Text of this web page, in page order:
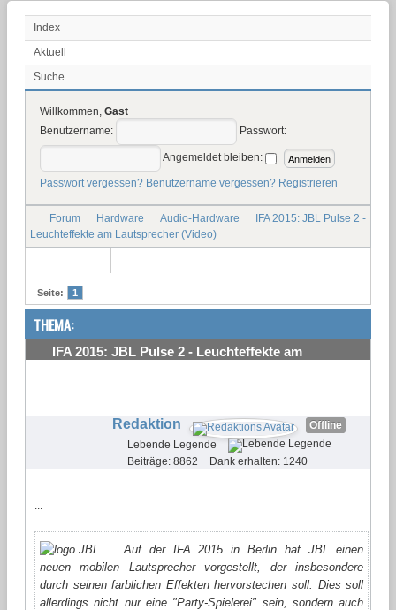
Index
Aktuell
Suche
Willkommen, Gast
Benutzername:
Passwort:
Angemeldet bleiben:
Passwort vergessen? Benutzername vergessen? Registrieren
Forum Hardware Audio-Hardware
IFA 2015: JBL Pulse 2 -
Leuchteffekte am Lautsprecher (Video)
Seite: 1
THEMA:
IFA 2015: JBL Pulse 2 - Leuchteffekte am
Redaktion
Offline
Lebende Legende
Beiträge: 8862
Dank erhalten: 1240
Auf der IFA 2015 in Berlin hat JBL einen
neuen mobilen Lautsprecher vorgestellt, der insbesondere
durch seinen farblichen Effekten hervorstechen soll. Dies soll
allerdings nicht nur eine "Party-Spielerei" sein, sondern auch